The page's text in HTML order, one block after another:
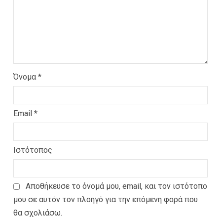
Όνομα *
Email *
Ιστότοπος
Αποθήκευσε το όνομά μου, email, και τον ιστότοπο
μου σε αυτόν τον πλοηγό για την επόμενη φορά που
θα σχολιάσω.